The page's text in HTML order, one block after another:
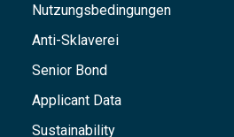
Nutzungsbedingungen
Anti-Sklaverei
Senior Bond
Applicant Data
Sustainability